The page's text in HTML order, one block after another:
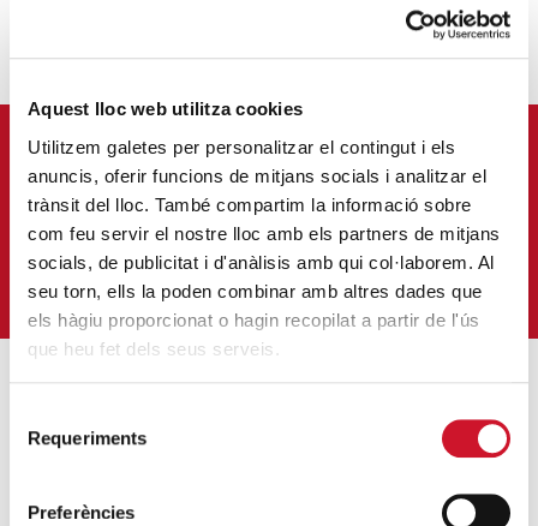
Aquest lloc web utilitza cookies
Utilitzem galetes per personalitzar el contingut i els
anuncis, oferir funcions de mitjans socials i analitzar el
trànsit del lloc. També compartim la informació sobre
com feu servir el nostre lloc amb els partners de mitjans
socials, de publicitat i d'anàlisis amb qui col·laborem. Al
seu torn, ells la poden combinar amb altres dades que
els hàgiu proporcionat o hagin recopilat a partir de l'ús
que heu fet dels seus serveis.
Requeriments
Preferències
APÚNTATE A NUESTRA NEWSLETTER
Correu-
E
*
QUIERO SUSCRIBIRME
SIGUE LEYENDO